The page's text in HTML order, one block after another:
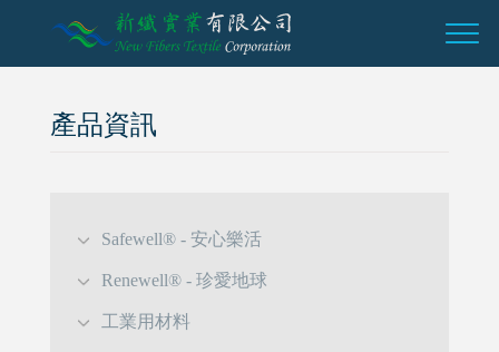
產品資訊
Safewell® - 安心樂活
Renewell® - 珍愛地球
工業用材料